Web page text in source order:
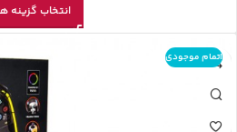
انتخاب گزینه
اتمام موجودی